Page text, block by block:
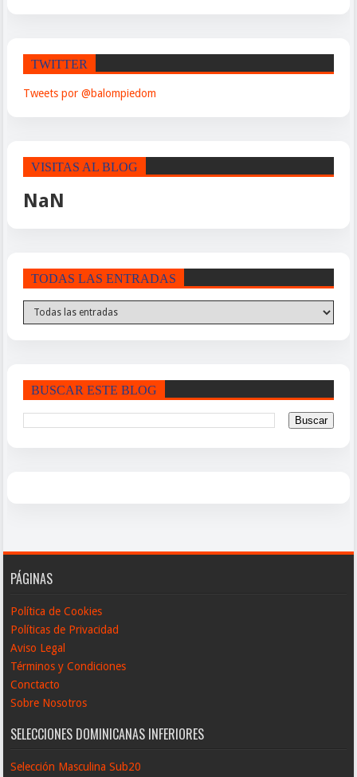
TWITTER
Tweets por @balompiedom
VISITAS AL BLOG
NaN
TODAS LAS ENTRADAS
BUSCAR ESTE BLOG
PÁGINAS
Política de Cookies
Políticas de Privacidad
Aviso Legal
Términos y Condiciones
Conctacto
Sobre Nosotros
SELECCIONES DOMINICANAS INFERIORES
Selección Masculina Sub20